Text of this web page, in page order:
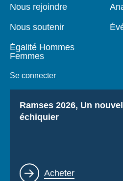
Nous rejoindre
Nous soutenir
Égalité Hommes
Femmes
Se connecter
Titre
Ramses 2026, Un nouvel
échiquier
Lien
Acheter